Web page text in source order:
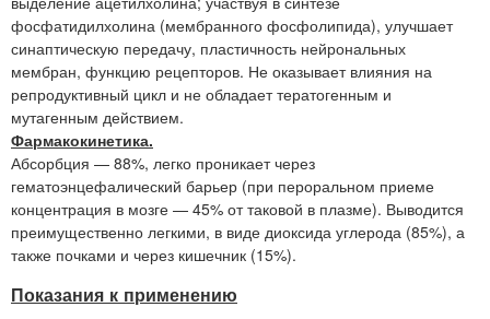
фосфатидилхолина (мембранного фосфолипида), улучшает
синаптическую передачу, пластичность нейрональных
мембран, функцию рецепторов. Не оказывает влияния на
репродуктивный цикл и не обладает тератогенным и
мутагенным действием.
Фармакокинетика.
Абсорбция — 88%, легко проникает через
гематоэнцефалический барьер (при пероральном приеме
концентрация в мозге — 45% от таковой в плазме). Выводится
преимущественно легкими, в виде диоксида углерода (85%), а
также почками и через кишечник (15%).
Показания к применению